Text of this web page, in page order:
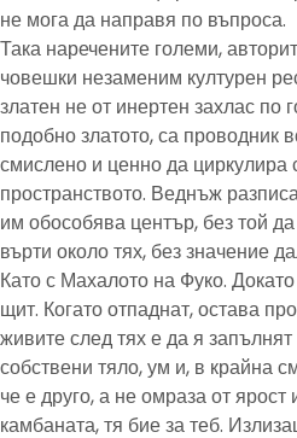
не мога да направя по въпроса.
Така наречените големи,
човешки незаменим културен
златен не от инертен захлас по
подобно златото, са проводник
смислено и ценно да циркулира
пространството. Веднъж
им обособява център, без той
върти около тях, без значение
Като с Махалото на Фуко.
щит. Когато отпаднат, остава
живите след тях е да я
собствени тяло, ум и, в крайна
че е друго, а не омраза от
камбаната, тя бие за теб.